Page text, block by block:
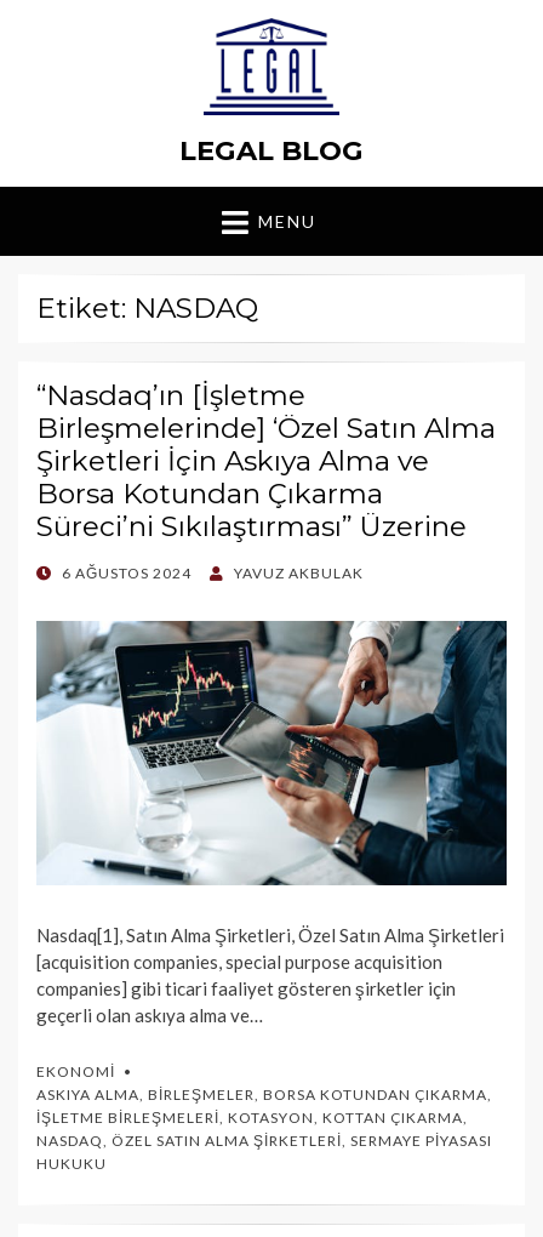
LEGAL BLOG
MENU
Etiket: NASDAQ
“Nasdaq’ın [İşletme
Birleşmelerinde] ‘Özel Satın Alma
Şirketleri İçin Askıya Alma ve
Borsa Kotundan Çıkarma
Süreci’ni Sıkılaştırması” Üzerine
POSTED
6 AĞUSTOS 2024 YAVUZ AKBULAK
Nasdaq[1], Satın Alma Şirketleri, Özel Satın Alma Şirketleri
[acquisition companies, special purpose acquisition
companies] gibi ticari faaliyet gösteren şirketler için
geçerli olan askıya alma ve…
EKONOMI
ASKIYA ALMA, BIRLEŞMELER, BORSA KOTUNDAN ÇIKARMA,
İŞLETME BIRLEŞMELERI, KOTASYON, KOTTAN ÇIKARMA,
NASDAQ, ÖZEL SATIN ALMA ŞIRKETLERI, SERMAYE PIYASASI
HUKUKU